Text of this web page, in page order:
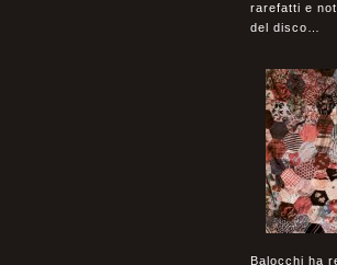
rarefatti e
del disco…
Balocchi ha